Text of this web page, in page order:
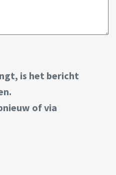
is het bericht
of via